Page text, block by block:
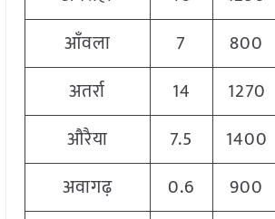
आँवला
7 800
अतर्रा
14 1270
औरैया
7.5 1400
अवागढ़
0.6 900